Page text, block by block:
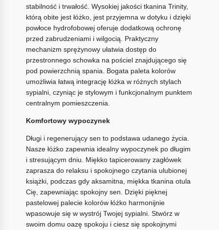
stabilność i trwałość. Wysokiej jakości tkanina Trinity,
którą obite jest łóżko, jest przyjemna w dotyku i dzięki
powłoce hydrofobowej oferuje dodatkową ochronę
przed zabrudzeniami i wilgocią. Praktyczny
mechanizm sprężynowy ułatwia dostęp do
przestronnego schowka na pościel znajdującego się
pod powierzchnią spania. Bogata paleta kolorów
umożliwia łatwą integrację łóżka w różnych stylach
sypialni, czyniąc je stylowym i funkcjonalnym punktem
centralnym pomieszczenia.
Komfortowy wypoczynek
Długi i regenerujący sen to podstawa udanego życia.
Nasze łóżko zapewnia idealny wypoczynek po długim
i stresującym dniu. Miękko tapicerowany zagłówek
zaprasza do relaksu i spokojnego czytania ulubionej
książki, podczas gdy aksamitna, miękka tkanina otula
Cię, zapewniając spokojny sen. Dzięki pięknej
pastelowej palecie kolorów łóżko harmonijnie
wpasowuje się w wystrój Twojej sypialni. Stwórz w
swoim domu oazę spokoju i ciesz się spokojnymi